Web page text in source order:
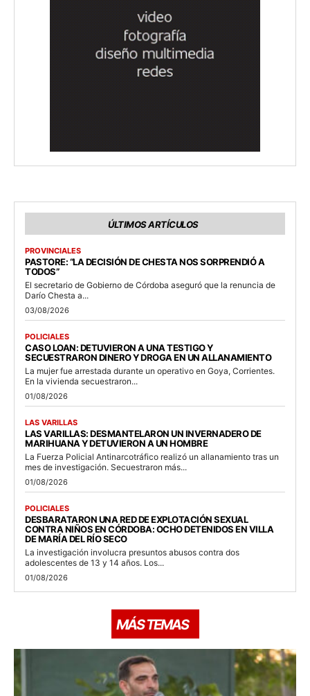
ÚLTIMOS ARTÍCULOS
PROVINCIALES
PASTORE: “LA DECISIÓN DE CHESTA NOS SORPRENDIÓ A
TODOS”
El secretario de Gobierno de Córdoba aseguró que la renuncia de
Darío Chesta a...
03/08/2026
POLICIALES
CASO LOAN: DETUVIERON A UNA TESTIGO Y
SECUESTRARON DINERO Y DROGA EN UN ALLANAMIENTO
La mujer fue arrestada durante un operativo en Goya, Corrientes.
En la vivienda secuestraron...
01/08/2026
LAS VARILLAS
LAS VARILLAS: DESMANTELARON UN INVERNADERO DE
MARIHUANA Y DETUVIERON A UN HOMBRE
La Fuerza Policial Antinarcotráfico realizó un allanamiento tras un
mes de investigación. Secuestraron más...
01/08/2026
POLICIALES
DESBARATARON UNA RED DE EXPLOTACIÓN SEXUAL
CONTRA NIÑOS EN CÓRDOBA: OCHO DETENIDOS EN VILLA
DE MARÍA DEL RÍO SECO
La investigación involucra presuntos abusos contra dos
adolescentes de 13 y 14 años. Los...
01/08/2026
MÁS TEMAS